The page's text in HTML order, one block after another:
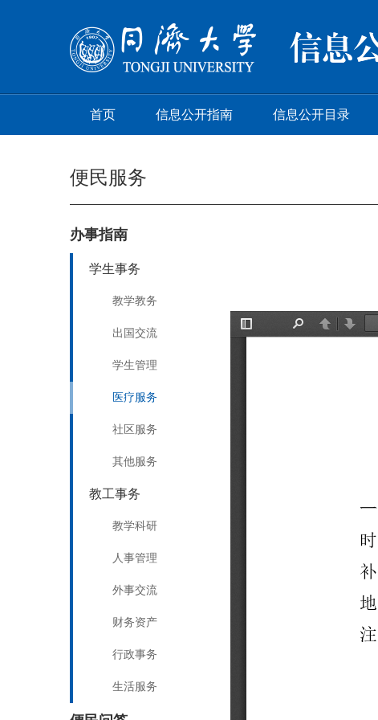
首页 信息公开指南 信息公开目录
便民服务
办事指南
学生事务
教学教务
出国交流
学生管理
医疗服务
社区服务
其他服务
教工事务
教学科研
人事管理
外事交流
财务资产
行政事务
生活服务